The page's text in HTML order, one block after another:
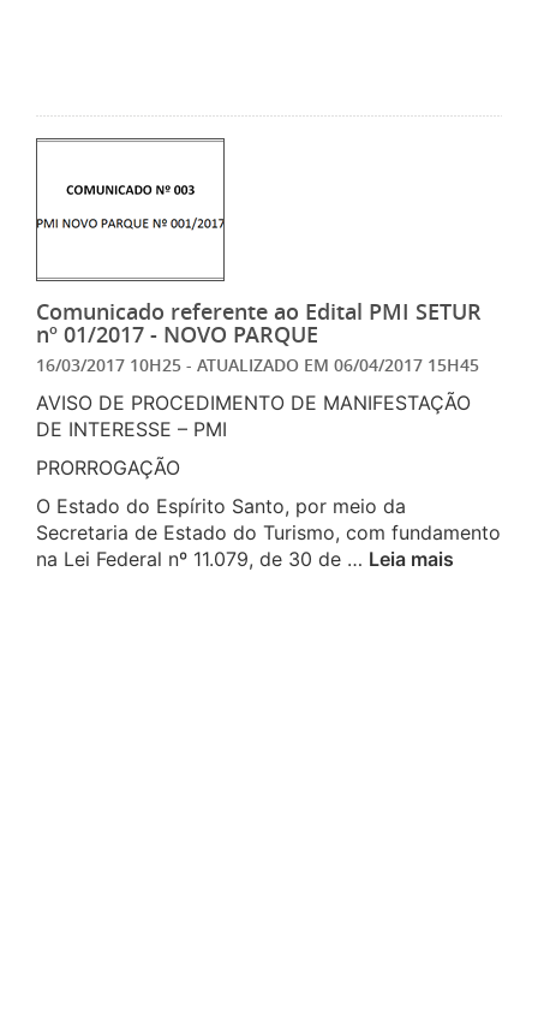
Comunicado referente ao Edital PMI SETUR
nº 01/2017 - NOVO PARQUE
16/03/2017 10H25 - ATUALIZADO EM 06/04/2017 15H45
AVISO DE PROCEDIMENTO DE MANIFESTAÇÃO
DE INTERESSE – PMI
PRORROGAÇÃO
O Estado do Espírito Santo, por meio da
Secretaria de Estado do Turismo, com fundamento
na Lei Federal nº 11.079, de 30 de … Leia mais